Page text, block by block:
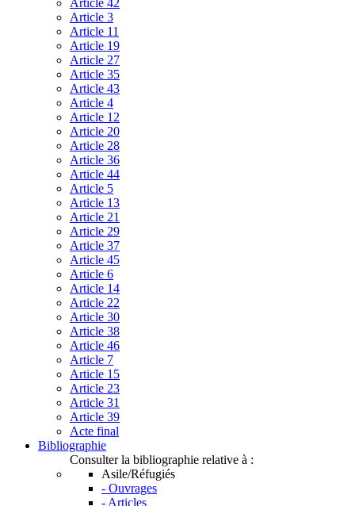
Article 42
Article 3
Article 11
Article 19
Article 27
Article 35
Article 43
Article 4
Article 12
Article 20
Article 28
Article 36
Article 44
Article 5
Article 13
Article 21
Article 29
Article 37
Article 45
Article 6
Article 14
Article 22
Article 30
Article 38
Article 46
Article 7
Article 15
Article 23
Article 31
Article 39
Acte final
Bibliographie
Consulter la bibliographie relative à :
Asile/Réfugiés
- Ouvrages
- Articles